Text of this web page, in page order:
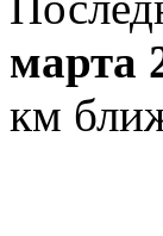
марта
км